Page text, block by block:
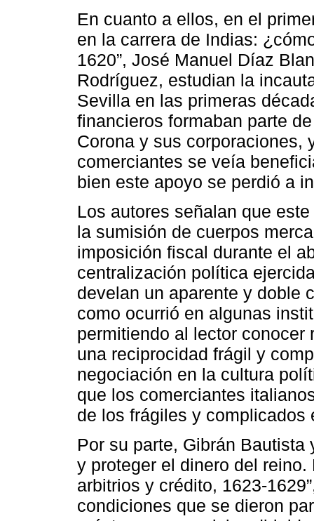
En cuanto a ellos, en el
en la carrera de Indias:
1620”, José Manuel Díaz
Rodríguez, estudian la
Sevilla en las primeras
financieros formaban parte
Corona y sus corporaciones,
comerciantes se veía
bien este apoyo se perdió a
Los autores señalan que
la sumisión de cuerpos
imposición fiscal durante el
centralización política
develan un aparente y doble
como ocurrió en algunas
permitiendo al lector
una reciprocidad frágil y
negociación en la cultura
que los comerciantes
de los frágiles y complicados
Por su parte, Gibrán Bautista
y proteger el dinero del
arbitrios y crédito, 1623-
condiciones que se dieron